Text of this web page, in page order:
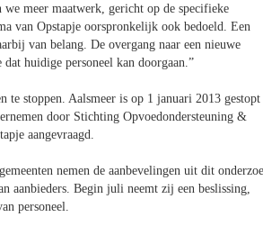
meer maatwerk, gericht op de specifieke
van Opstapje oorspronkelijk ook bedoeld. Een
van belang. De overgang naar een nieuwe
huidige personeel kan doorgaan.”
te stoppen. Aalsmeer is op 1 januari 2013 gestopt
door Stichting Opvoedondersteuning &
aangevraagd.
nemen de aanbevelingen uit dit
aanbieders. Begin juli neemt zij een beslissing,
personeel.